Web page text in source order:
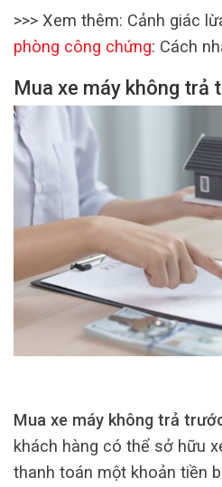
>>> Xem thêm: Cảnh giác
phòng công chứng: Cách
Mua xe máy không trả
Mua xe máy không trả
khách hàng có thể sở hữu
thanh toán một khoản tiền